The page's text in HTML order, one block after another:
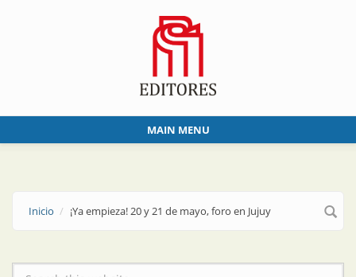
MAIN MENU
Inicio ¡Ya empieza! 20 y 21 de mayo, foro en Jujuy